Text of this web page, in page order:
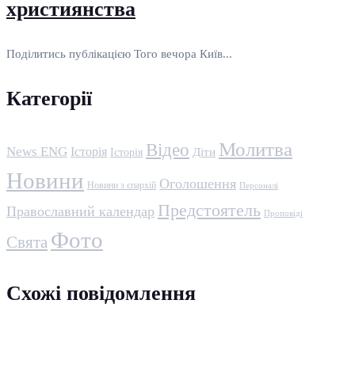
християнства
Поділитись публікацією Того вечора Київ...
Категорії
News ENG Історія Історія Відео Діти Молитва
Новини Новини з єпархій Оголошення Персоналі
Православний календар Предстоятель Проповіді
Свята Фото
Схожі повідомлення